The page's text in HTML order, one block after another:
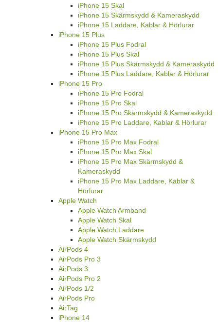
iPhone 15 Skal
iPhone 15 Skärmskydd & Kameraskydd
iPhone 15 Laddare, Kablar & Hörlurar
iPhone 15 Plus
iPhone 15 Plus Fodral
iPhone 15 Plus Skal
iPhone 15 Plus Skärmskydd & Kameraskydd
iPhone 15 Plus Laddare, Kablar & Hörlurar
iPhone 15 Pro
iPhone 15 Pro Fodral
iPhone 15 Pro Skal
iPhone 15 Pro Skärmskydd & Kameraskydd
iPhone 15 Pro Laddare, Kablar & Hörlurar
iPhone 15 Pro Max
iPhone 15 Pro Max Fodral
iPhone 15 Pro Max Skal
iPhone 15 Pro Max Skärmskydd &
Kameraskydd
iPhone 15 Pro Max Laddare, Kablar &
Hörlurar
Apple Watch
Apple Watch Armband
Apple Watch Skal
Apple Watch Laddare
Apple Watch Skärmskydd
AirPods 4
AirPods Pro 3
AirPods 3
AirPods Pro 2
AirPods 1/2
AirPods Pro
AirTag
iPhone 14